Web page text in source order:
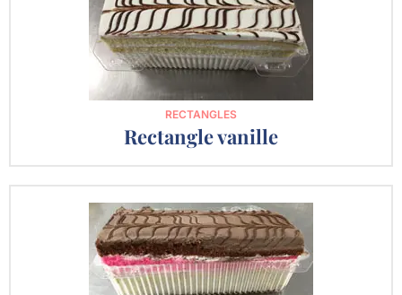
RECTANGLES
Rectangle vanille